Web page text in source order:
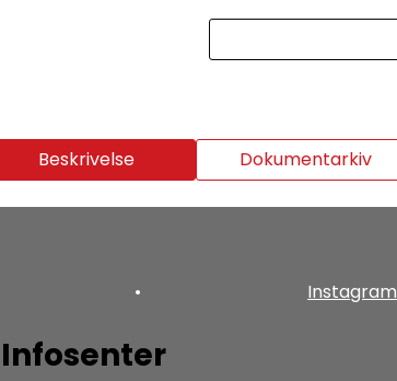
Beskrivelse Dokumentarkiv
• Instagram
Infosenter